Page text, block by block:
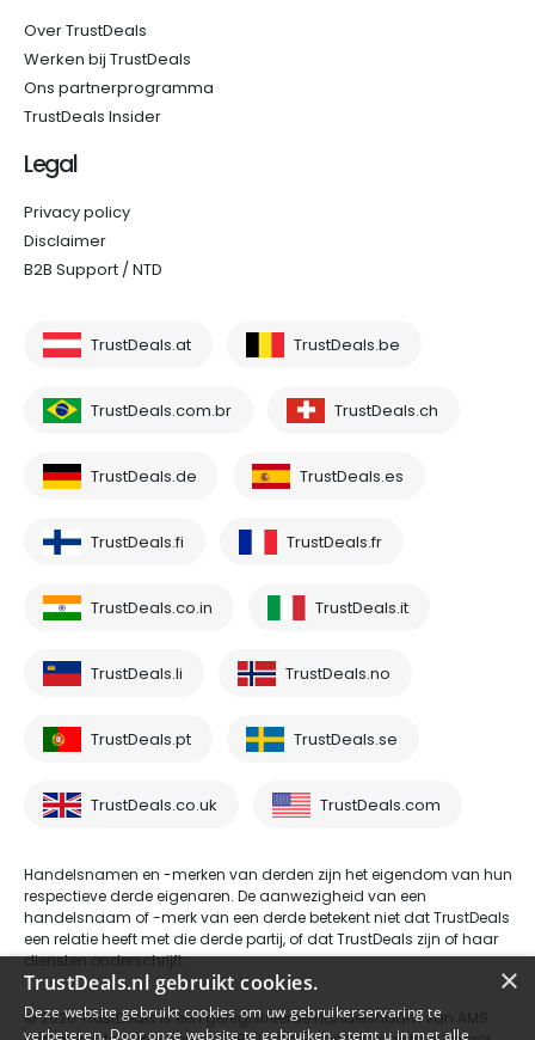
Over TrustDeals
Werken bij TrustDeals
Ons partnerprogramma
TrustDeals Insider
Legal
Privacy policy
Disclaimer
B2B Support / NTD
TrustDeals.at TrustDeals.be
TrustDeals.com.br TrustDeals.ch
TrustDeals.de TrustDeals.es
TrustDeals.fi TrustDeals.fr
TrustDeals.co.in TrustDeals.it
TrustDeals.li TrustDeals.no
TrustDeals.pt TrustDeals.se
TrustDeals.co.uk TrustDeals.com
Handelsnamen en -merken van derden zijn het eigendom van hun
respectieve derde eigenaren. De aanwezigheid van een
handelsnaam of -merk van een derde betekent niet dat TrustDeals
een relatie heeft met die derde partij, of dat TrustDeals zijn of haar
diensten onderschrijft.
© 2026 TrustDeals is een geregistreerde handelsnaam van AMS
×
TrustDeals.nl gebruikt cookies.
Deze website gebruikt cookies om uw gebruikerservaring te
verbeteren. Door onze website te gebruiken, stemt u in met alle